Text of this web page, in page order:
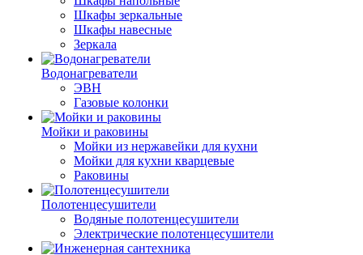
Шкафы зеркальные
Шкафы навесные
Зеркала
Водонагреватели
ЭВН
Газовые колонки
Мойки и раковины
Мойки из нержавейки для кухни
Мойки для кухни кварцевые
Раковины
Полотенцесушители
Водяные полотенцесушители
Электрические полотенцесушители